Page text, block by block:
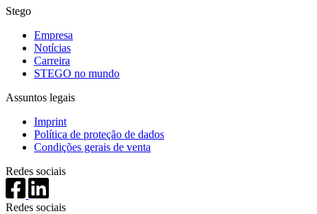
Stego
Empresa
Notícias
Carreira
STEGO no mundo
Assuntos legais
Imprint
Política de proteção de dados
Condições gerais de venta
Redes sociais
Redes sociais